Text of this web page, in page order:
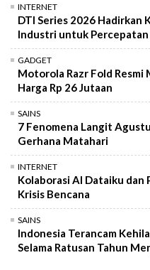
INTERNET
DTI Series 2026 Hadirkan
Industri untuk
GADGET
Motorola Razr Fold
Harga Rp 26 Jutaan
SAINS
7 Fenomena Langit
Gerhana Matahari
INTERNET
Kolaborasi AI Dataiku dan
Krisis Bencana
SAINS
Indonesia Terancam
Selama Ratusan Tahun